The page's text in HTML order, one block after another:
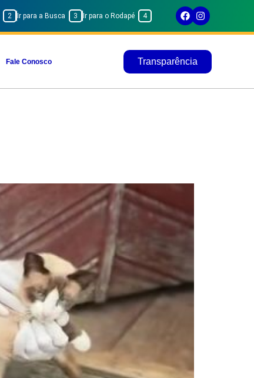
2 Ir para a Busca 3 Ir para o Rodapé 4
Fale Conosco Transparência